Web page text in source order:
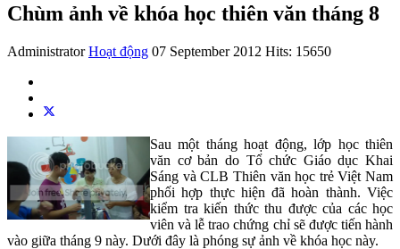
Chùm ảnh về khóa học thiên văn tháng 8
Administrator Hoạt động 07 September 2012 Hits: 15650
Sau một tháng hoạt động, lớp học thiên
văn cơ bản do Tổ chức Giáo dục Khai
Sáng và CLB Thiên văn học trẻ Việt Nam
phối hợp thực hiện đã hoàn thành. Việc
kiểm tra kiến thức thu được của các học
viên và lễ trao chứng chỉ sẽ được tiến hành
vào giữa tháng 9 này. Dưới đây là phóng sự ảnh về khóa học này.